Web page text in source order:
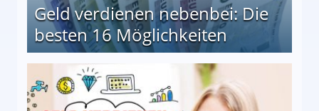
Geld verdienen nebenbei: Die
besten 16 Möglichkeiten